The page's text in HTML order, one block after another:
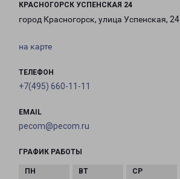
КРАСНОГОРСК УСПЕНСКАЯ 24
город Красногорск, улица Успенская, 24
на карте
ТЕЛЕФОН
+7(495) 660-11-11
EMAIL
pecom@pecom.ru
ГРАФИК РАБОТЫ